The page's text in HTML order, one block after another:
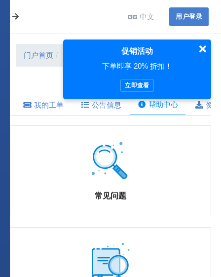
中文 用户登录
门户首页
我的工单 公告信息 帮助中心 资
常见问题
促销活动
下单即享 20% 折扣！
立即查看